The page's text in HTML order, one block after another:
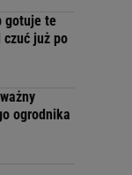
gotuje te
czuć już po
ogrodnika